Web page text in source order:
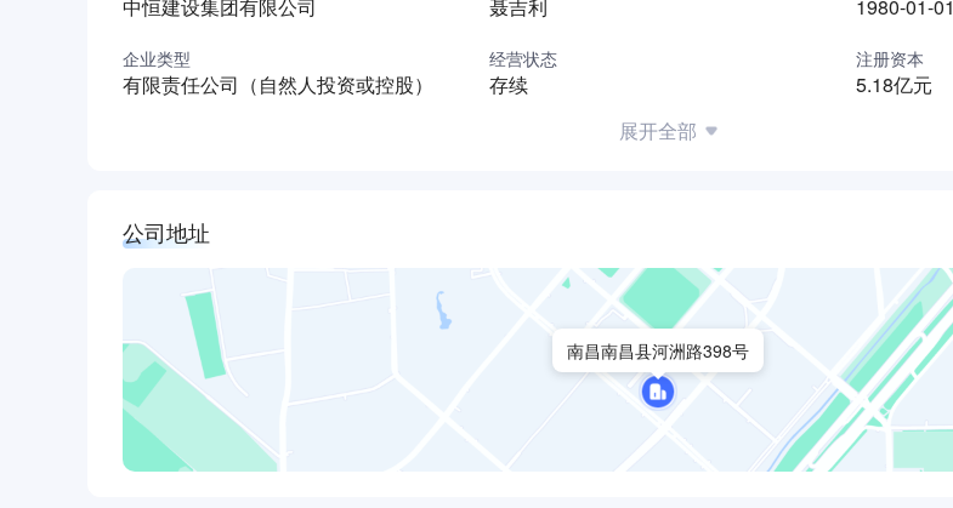
中恒建设集团有限公司 聂吉利 1980-01-01
企业类型
有限责任公司（自然人投资或控股）
经营状态
存续
注册资本
5.18亿元
展开全部
公司地址
南昌南昌县河洲路398号